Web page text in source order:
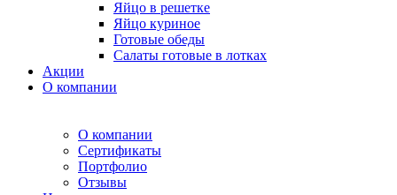
Яйцо в решетке
Яйцо куриное
Готовые обеды
Салаты готовые в лотках
Акции
О компании
О компании
Сертификаты
Портфолио
Отзывы